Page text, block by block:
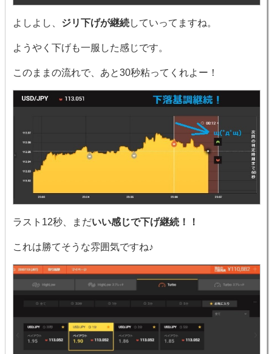
よしよし、 ジリ下げが継続していってますね。
ようやく下げも一服した感じです。
このままの流れで、あと30秒粘ってくれよー！
ラスト12秒、まだいい感じで下げ継続！！
これは勝てそうな雰囲気ですね♪